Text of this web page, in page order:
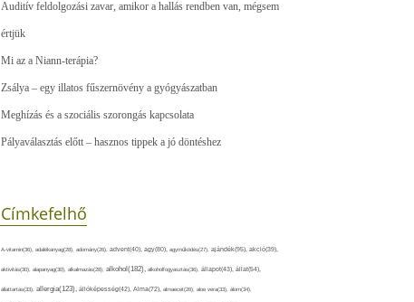
Auditív feldolgozási zavar, amikor a hallás rendben van, mégsem
értjük
Mi az a Niann-terápia?
Zsálya – egy illatos fűszernövény a gyógyászatban
Meghízás és a szociális szorongás kapcsolata
Pályaválasztás előtt – hasznos tippek a jó döntéshez
Címkefelhő
A-vitamin(36), adalékanyag(28), adomány(26), advent(40), agy(80), agyműködés(27), ajándék(95), akció(39),
aktivitás(30), alapanyag(30), alkalmazás(28), alkohol(182), alkoholfogyasztás(36), állapot(43), állat(54),
állattartás(33), allergia(123), állóképesség(42), Alma(72), almaecet(26), aloe vera(33), álom(34),